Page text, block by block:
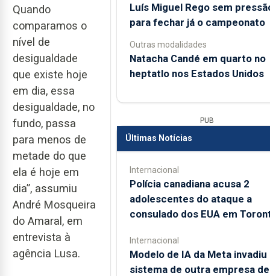
Quando
comparamos o
nível de
desigualdade
que existe hoje
em dia, essa
desigualdade, no
fundo, passa
para menos de
metade do que
ela é hoje em
dia”, assumiu
André Mosqueira
do Amaral, em
entrevista à
agência Lusa.
Luís Miguel Rego sem
para fechar já o campeonato
Outras modalidades
Natacha Candé em quarto no
heptatlo nos Estados Unidos
PUB
Últimas Notícias
Internacional
Polícia canadiana acusa 2
adolescentes do ataque a
consulado dos EUA em
Internacional
Modelo de IA da Meta invadiu
sistema de outra empresa de